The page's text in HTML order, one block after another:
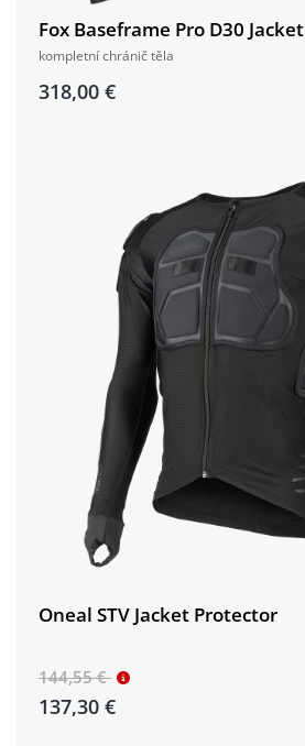
Fox Baseframe Pro D30 Jacket
kompletní chránič těla
318,00 €
Oneal STV Jacket Protector
144,55 €
137,30 €